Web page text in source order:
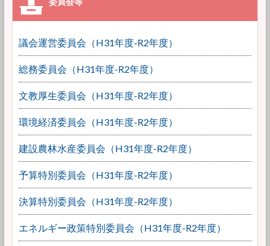
議会運営委員会（H31年度-R2年度）
総務委員会（H31年度-R2年度）
文教厚生委員会（H31年度-R2年度）
環境経済委員会（H31年度-R2年度）
建設農林水産委員会（H31年度-R2年度）
予算特別委員会（H31年度-R2年度）
決算特別委員会（H31年度-R2年度）
エネルギー政策特別委員会（H31年度-R2年度）